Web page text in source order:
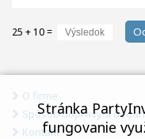
25 + 10 =
O firme
Spôsob dopravy a
Kontakt
Stránka
fungovanie